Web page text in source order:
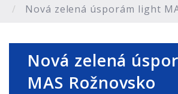
Nová zelená úsporám light
Nová zelená
MAS Rožnovsko